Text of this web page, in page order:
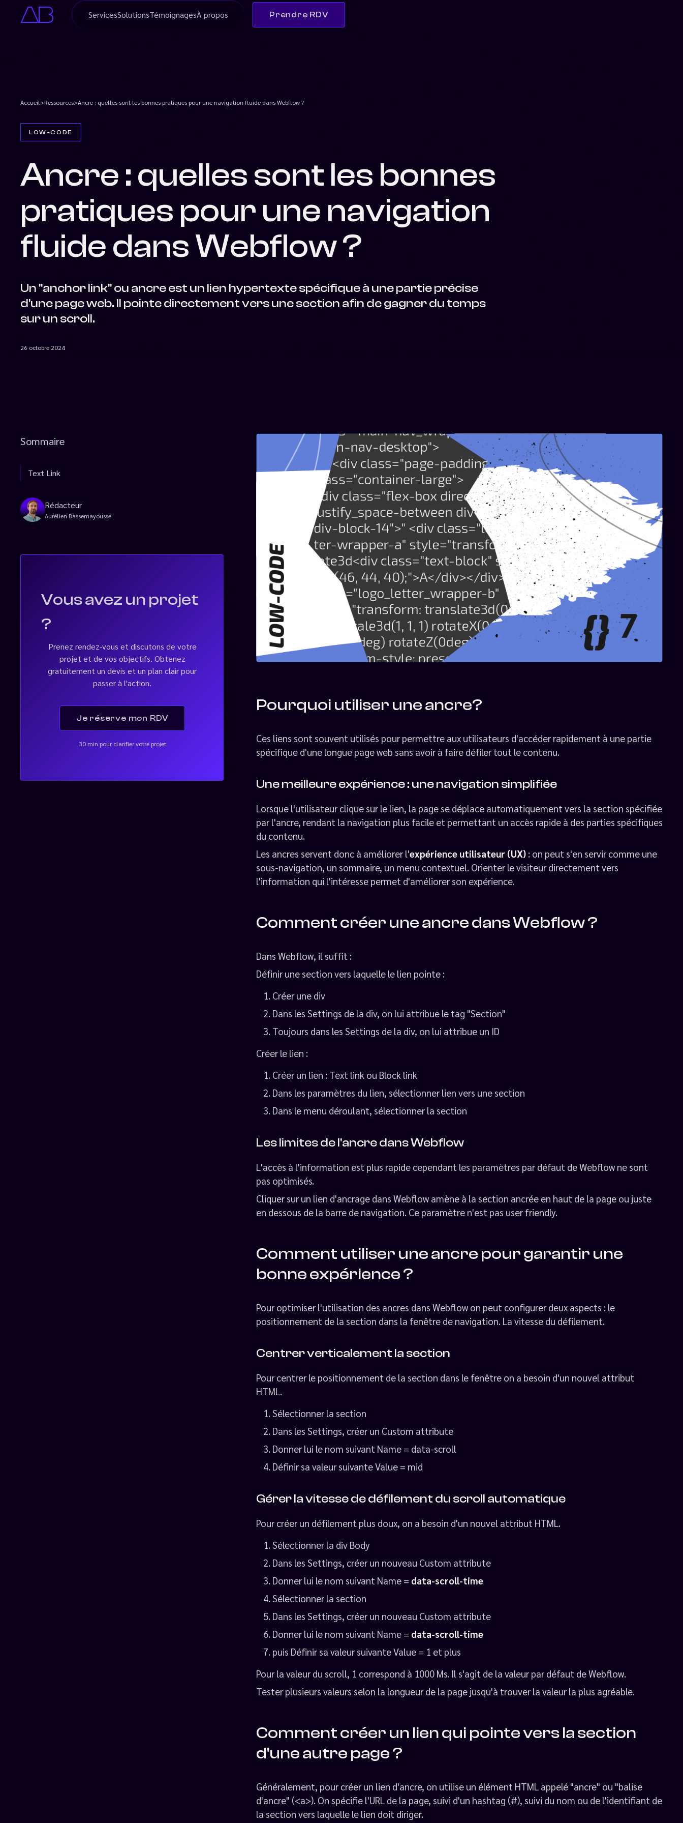
ServicesSolutionsTémoignagesÀ propos Prendre RDV
Accueil>Ressources>Ancre : quelles sont les bonnes pratiques pour une navigation fluide dans Webflow ?
LOW-CODE
Ancre : quelles sont les bonnes
pratiques pour une navigation
fluide dans Webflow ?
Un "anchor link" ou ancre est un lien hypertexte spécifique à une partie précise
d'une page web. Il pointe directement vers une section afin de gagner du temps
sur un scroll.
26 octobre 2024
Sommaire
Text Link
Rédacteur
Aurélien Bassemayousse
Vous avez un projet
?
Prenez rendez-vous et discutons de votre
projet et de vos objectifs. Obtenez
gratuitement un devis et un plan clair pour
passer à l'action.
Je réserve mon RDV
30 min pour clarifier votre projet
Pourquoi utiliser une ancre?
Ces liens sont souvent utilisés pour permettre aux utilisateurs d'accéder rapidement à une partie
spécifique d'une longue page web sans avoir à faire défiler tout le contenu.
Une meilleure expérience : une navigation simplifiée
Lorsque l'utilisateur clique sur le lien, la page se déplace automatiquement vers la section spécifiée
par l'ancre, rendant la navigation plus facile et permettant un accès rapide à des parties spécifiques
du contenu.
Les ancres servent donc à améliorer l'expérience utilisateur (UX) : on peut s'en servir comme une
sous-navigation, un sommaire, un menu contextuel. Orienter le visiteur directement vers
l'information qui l'intéresse permet d'améliorer son expérience.
Comment créer une ancre dans Webflow ?
Dans Webflow, il suffit :
Définir une section vers laquelle le lien pointe :
Créer une div
Dans les Settings de la div, on lui attribue le tag "Section"
Toujours dans les Settings de la div, on lui attribue un ID
Créer le lien :
Créer un lien : Text link ou Block link
Dans les paramètres du lien, sélectionner lien vers une section
Dans le menu déroulant, sélectionner la section
Les limites de l'ancre dans Webflow
L'accès à l'information est plus rapide cependant les paramètres par défaut de Webflow ne sont
pas optimisés.
Cliquer sur un lien d'ancrage dans Webflow amène à la section ancrée en haut de la page ou juste
en dessous de la barre de navigation. Ce paramètre n'est pas user friendly.
Comment utiliser une ancre pour garantir une
bonne expérience ?
Pour optimiser l'utilisation des ancres dans Webflow on peut configurer deux aspects : le
positionnement de la section dans la fenêtre de navigation. La vitesse du défilement.
Centrer verticalement la section
Pour centrer le positionnement de la section dans le fenêtre on a besoin d'un nouvel attribut
HTML.
Sélectionner la section
Dans les Settings, créer un Custom attribute
Donner lui le nom suivant Name = data-scroll
Définir sa valeur suivante Value = mid
Gérer la vitesse de défilement du scroll automatique
Pour créer un défilement plus doux, on a besoin d'un nouvel attribut HTML.
Sélectionner la div Body
Dans les Settings, créer un nouveau Custom attribute
Donner lui le nom suivant Name = data-scroll-time
Sélectionner la section
Dans les Settings, créer un nouveau Custom attribute
Donner lui le nom suivant Name = data-scroll-time
puis Définir sa valeur suivante Value = 1 et plus
Pour la valeur du scroll, 1 correspond à 1000 Ms. Il s'agit de la valeur par défaut de Webflow.
Tester plusieurs valeurs selon la longueur de la page jusqu'à trouver la valeur la plus agréable.
Comment créer un lien qui pointe vers la section
d'une autre page ?
Généralement, pour créer un lien d'ancre, on utilise un élément HTML appelé "ancre" ou "balise
d'ancre" (<a>). On spécifie l'URL de la page, suivi d'un hashtag (#), suivi du nom ou de l'identifiant de
la section vers laquelle le lien doit diriger.